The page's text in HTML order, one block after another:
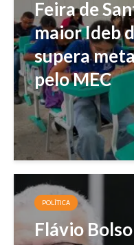
Feira de
maior Ideb
supera
pelo MEC
POLÍTICA
Flávio